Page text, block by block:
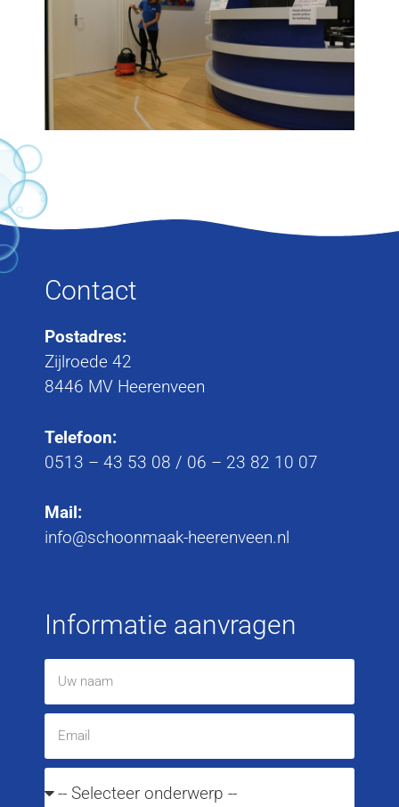
Contact
Postadres:
Zijlroede 42
8446 MV Heerenveen
Telefoon:
0513 – 43 53 08 / 06 – 23 82 10 07
Mail:
info@schoonmaak-heerenveen.nl
Informatie aanvragen